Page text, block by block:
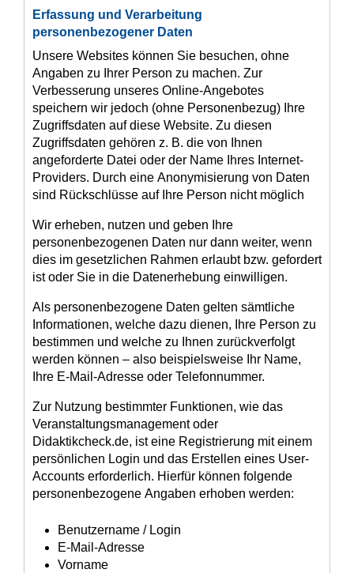
Erfassung und Verarbeitung
personenbezogener Daten
Unsere Websites können Sie besuchen, ohne
Angaben zu Ihrer Person zu machen. Zur
Verbesserung unseres Online-Angebotes
speichern wir jedoch (ohne Personenbezug) Ihre
Zugriffsdaten auf diese Website. Zu diesen
Zugriffsdaten gehören z. B. die von Ihnen
angeforderte Datei oder der Name Ihres Internet-
Providers. Durch eine Anonymisierung von Daten
sind Rückschlüsse auf Ihre Person nicht möglich
Wir erheben, nutzen und geben Ihre
personenbezogenen Daten nur dann weiter, wenn
dies im gesetzlichen Rahmen erlaubt bzw. gefordert
ist oder Sie in die Datenerhebung einwilligen.
Als personenbezogene Daten gelten sämtliche
Informationen, welche dazu dienen, Ihre Person zu
bestimmen und welche zu Ihnen zurückverfolgt
werden können – also beispielsweise Ihr Name,
Ihre E-Mail-Adresse oder Telefonnummer.
Zur Nutzung bestimmter Funktionen, wie das
Veranstaltungsmanagement oder
Didaktikcheck.de, ist eine Registrierung mit einem
persönlichen Login und das Erstellen eines User-
Accounts erforderlich. Hierfür können folgende
personenbezogene Angaben erhoben werden:
Benutzername / Login
E-Mail-Adresse
Vorname